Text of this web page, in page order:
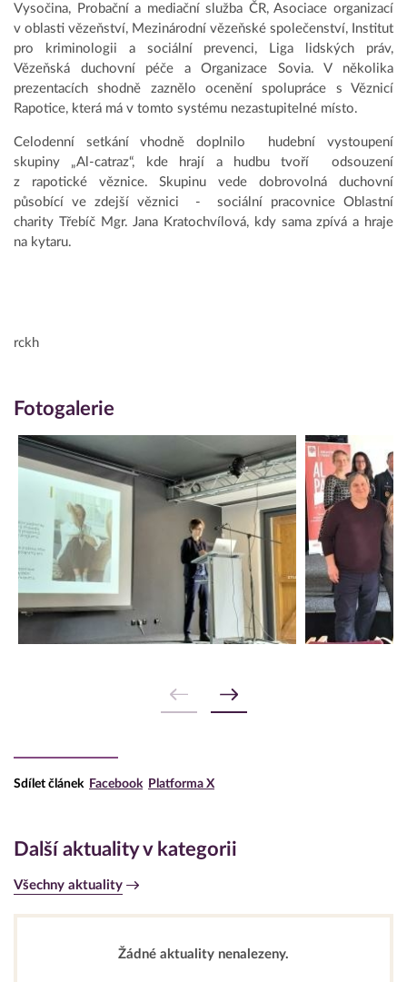
Vysočina, Probační a mediační služba ČR, Asociace organizací
v oblasti vězeňství, Mezinárodní vězeňské společenství, Institut
pro kriminologii a sociální prevenci, Liga lidských práv,
Vězeňská duchovní péče a Organizace Sovia. V několika
prezentacích shodně zaznělo ocenění spolupráce s Věznicí
Rapotice, která má v tomto systému nezastupitelné místo.
Celodenní setkání vhodně doplnilo hudební vystoupení
skupiny „Al-catraz“, kde hrají a hudbu tvoří odsouzení
z rapotické věznice. Skupinu vede dobrovolná duchovní
působící ve zdejší věznici - sociální pracovnice Oblastní
charity Třebíč Mgr. Jana Kratochvílová, kdy sama zpívá a hraje
na kytaru.
rckh
Fotogalerie
Sdílet článek Facebook Platforma X
Další aktuality v kategorii
Všechny aktuality
Žádné aktuality nenalezeny.